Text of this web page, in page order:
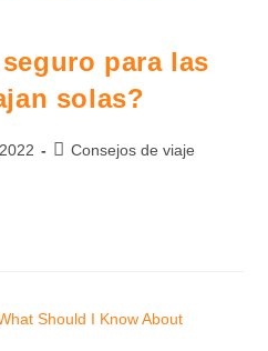
para las
solas?
Consejos de viaje